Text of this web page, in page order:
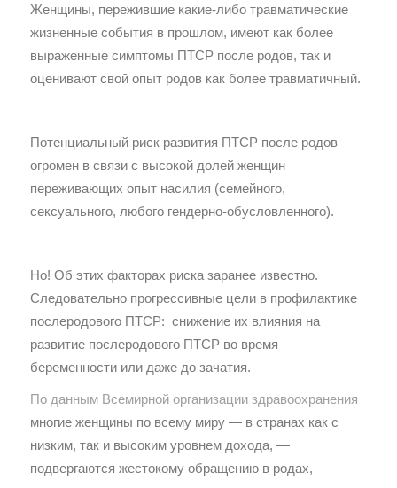
Женщины, пережившие какие-либо травматические
жизненные события в прошлом, имеют как более
выраженные симптомы ПТСР после родов, так и
оценивают свой опыт родов как более травматичный.
Потенциальный риск развития ПТСР после родов
огромен в связи с высокой долей женщин
переживающих опыт насилия (семейного,
сексуального, любого гендерно-обусловленного).
Но! Об этих факторах риска заранее известно.
Следовательно прогрессивные цели в профилактике
послеродового ПТСР: снижение их влияния на
развитие послеродового ПТСР во время
беременности или даже до зачатия.
По данным Всемирной организации здравоохранения
многие женщины по всему миру — в странах как с
низким, так и высоким уровнем дохода, —
подвергаются жестокому обращению в родах,